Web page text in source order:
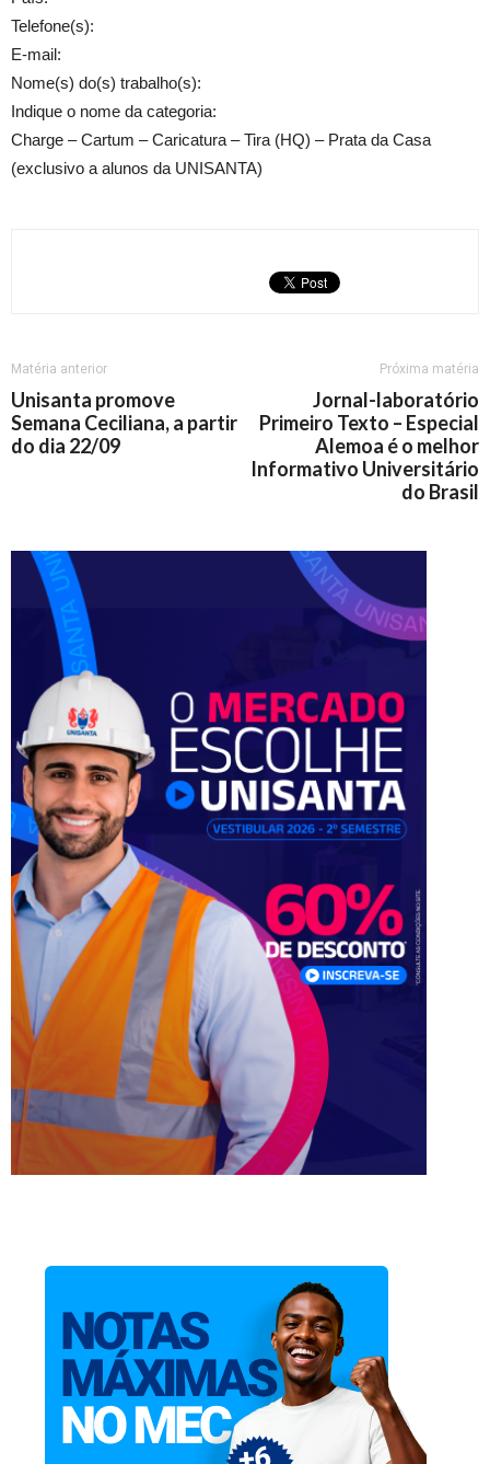
Telefone(s):
E-mail:
Nome(s) do(s) trabalho(s):
Indique o nome da categoria:
Charge – Cartum – Caricatura – Tira (HQ) – Prata da Casa
(exclusivo a alunos da UNISANTA)
Matéria anterior
Unisanta promove
Semana Ceciliana, a partir
do dia 22/09
Próxima matéria
Jornal-laboratório
Primeiro Texto – Especial
Alemoa é o melhor
Informativo Universitário
do Brasil